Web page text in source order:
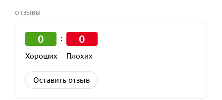
ОТЗЫВЫ
0
Хороших
: 0
Плохих
Оставить отзыв